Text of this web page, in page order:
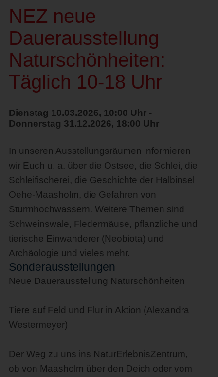
NEZ neue
Dauerausstellung
Naturschönheiten:
Täglich 10-18 Uhr
Dienstag 10.03.2026, 10:00 Uhr -
Donnerstag 31.12.2026, 18:00 Uhr
In unseren Ausstellungsräumen informieren
wir Euch u. a. über die Ostsee, die Schlei, die
Schleifischerei, die Geschichte der Halbinsel
Oehe-Maasholm, die Gefahren von
Sturmhochwassern. Weitere Themen sind
Schweinswale, Fledermäuse, pflanzliche und
tierische Einwanderer (Neobiota) und
Archäologie und vieles mehr.
Sonderausstellungen
Neue Dauerausstellung Naturschönheiten
Tiere auf Feld und Flur in Aktion (Alexandra
Westermeyer)
Der Weg zu uns ins NaturErlebnisZentrum,
ob von Maasholm über den Deich oder vom